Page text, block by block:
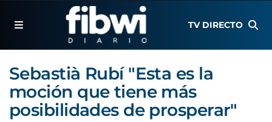
TV DIRECTO
Sebastià Rubí "Esta es la
moción que tiene más
posibilidades de prosperar"